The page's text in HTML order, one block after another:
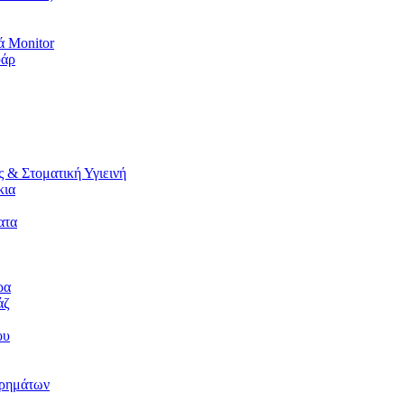
Monitor
Στοματική Υγιεινή